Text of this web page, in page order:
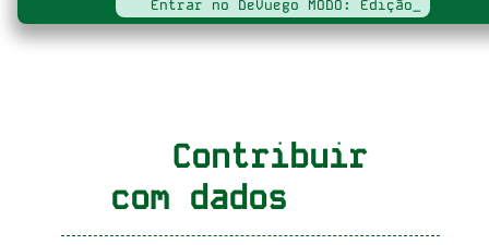
Entrar no DeVuego MODO: Edição_
Contribuir
com dados